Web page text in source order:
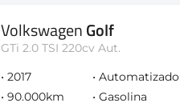
VolkswagenGolf
GTi 2.0 TSI 220cv Aut.
2017
Automatizado
90.000km
Gasolina